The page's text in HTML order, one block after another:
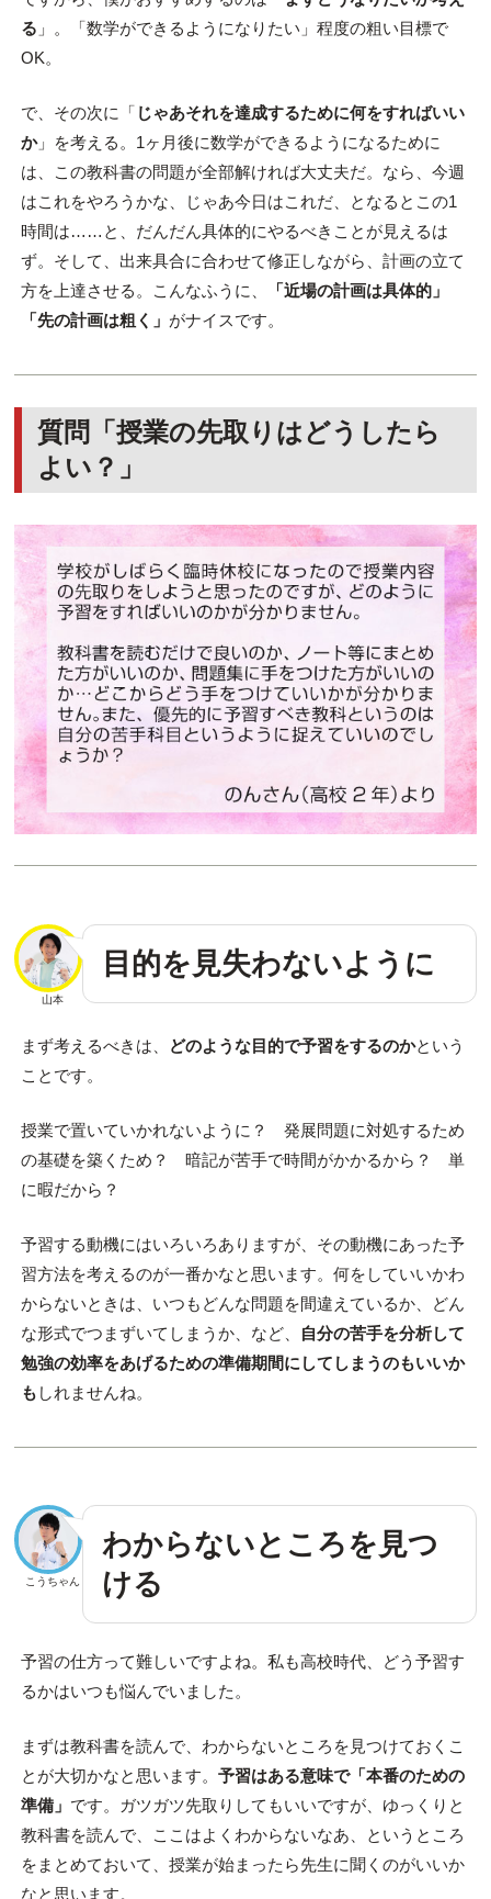
る 」。「数学ができるようになりたい」程度の粗い目標で
OK。
で、その次に「 じゃあそれを達成するために何をすればいい
か」を考える。1ヶ月後に数学ができるようになるために
は、この教科書の問題が全部解ければ大丈夫だ。なら、今週
はこれをやろうかな、じゃあ今日はこれだ、となるとこの1
時間は……と、だんだん具体的にやるべきことが見えるは
ず。そして、出来具合に合わせて修正しながら、計画の立て
方を上達させる。こんなふうに、
「近場の計画は具体的」
「先の計画は粗く」 がナイスです。
質問「授業の先取りはどうしたら
よい？」
山本
目的を見失わないように
まず考えるべきは、 どのような目的で予習をするのかという
ことです。
授業で置いていかれないように？ 発展問題に対処するため
の基礎を築くため？ 暗記が苦手で時間がかかるから？ 単
に暇だから？
予習する動機にはいろいろありますが、その動機にあった予
習方法を考えるのが一番かなと思います。何をしていいかわ
からないときは、いつもどんな問題を間違えているか、どん
な形式でつまずいてしまうか、など、
自分の苦手を分析して
勉強の効率をあげるための準備期間にしてしまうのもいいか
も しれませんね。
こうちゃん
わからないところを見つ
ける
予習の仕方って難しいですよね。私も高校時代、どう予習す
るかはいつも悩んでいました。
まずは教科書を読んで、わからないところを見つけておくこ
とが大切かなと思います。 予習はある意味で「本番のための
準備」 です。ガツガツ先取りしてもいいですが、ゆっくりと
教科書を読んで、ここはよくわからないなあ、というところ
をまとめておいて、授業が始まったら先生に聞くのがいいか
なと思います。